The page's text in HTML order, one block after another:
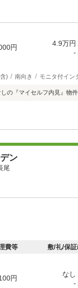
円
4.9万円
-
) 南向き モニタ付イン
の『マイセルフ内見』物件
ン
尾
費等 敷/礼/保
円
なし
-